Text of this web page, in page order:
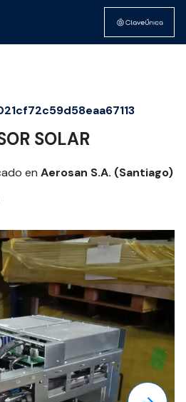
SOLAR
en Aerosan S.A. (Santiago)